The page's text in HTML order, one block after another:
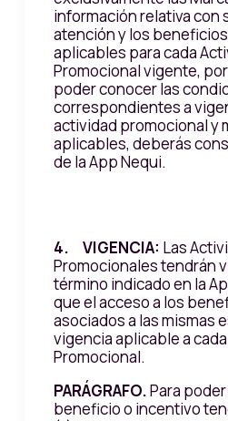
información relativa con
atención y los
aplicables para cada
Promocional vigente,
poder conocer las
correspondientes a
actividad promocional y
aplicables, deberás
de la App Nequi.
4. VIGENCIA: Las
Promocionales tendrán
término indicado en la
que el acceso a los
asociados a las mismas
vigencia aplicable a
Promocional.
PARÁGRAFO.Para
beneficio o incentivo